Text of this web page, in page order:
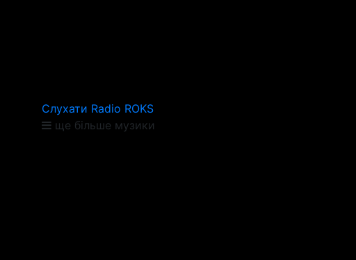
Слухати Radio ROKS
ще більше музики